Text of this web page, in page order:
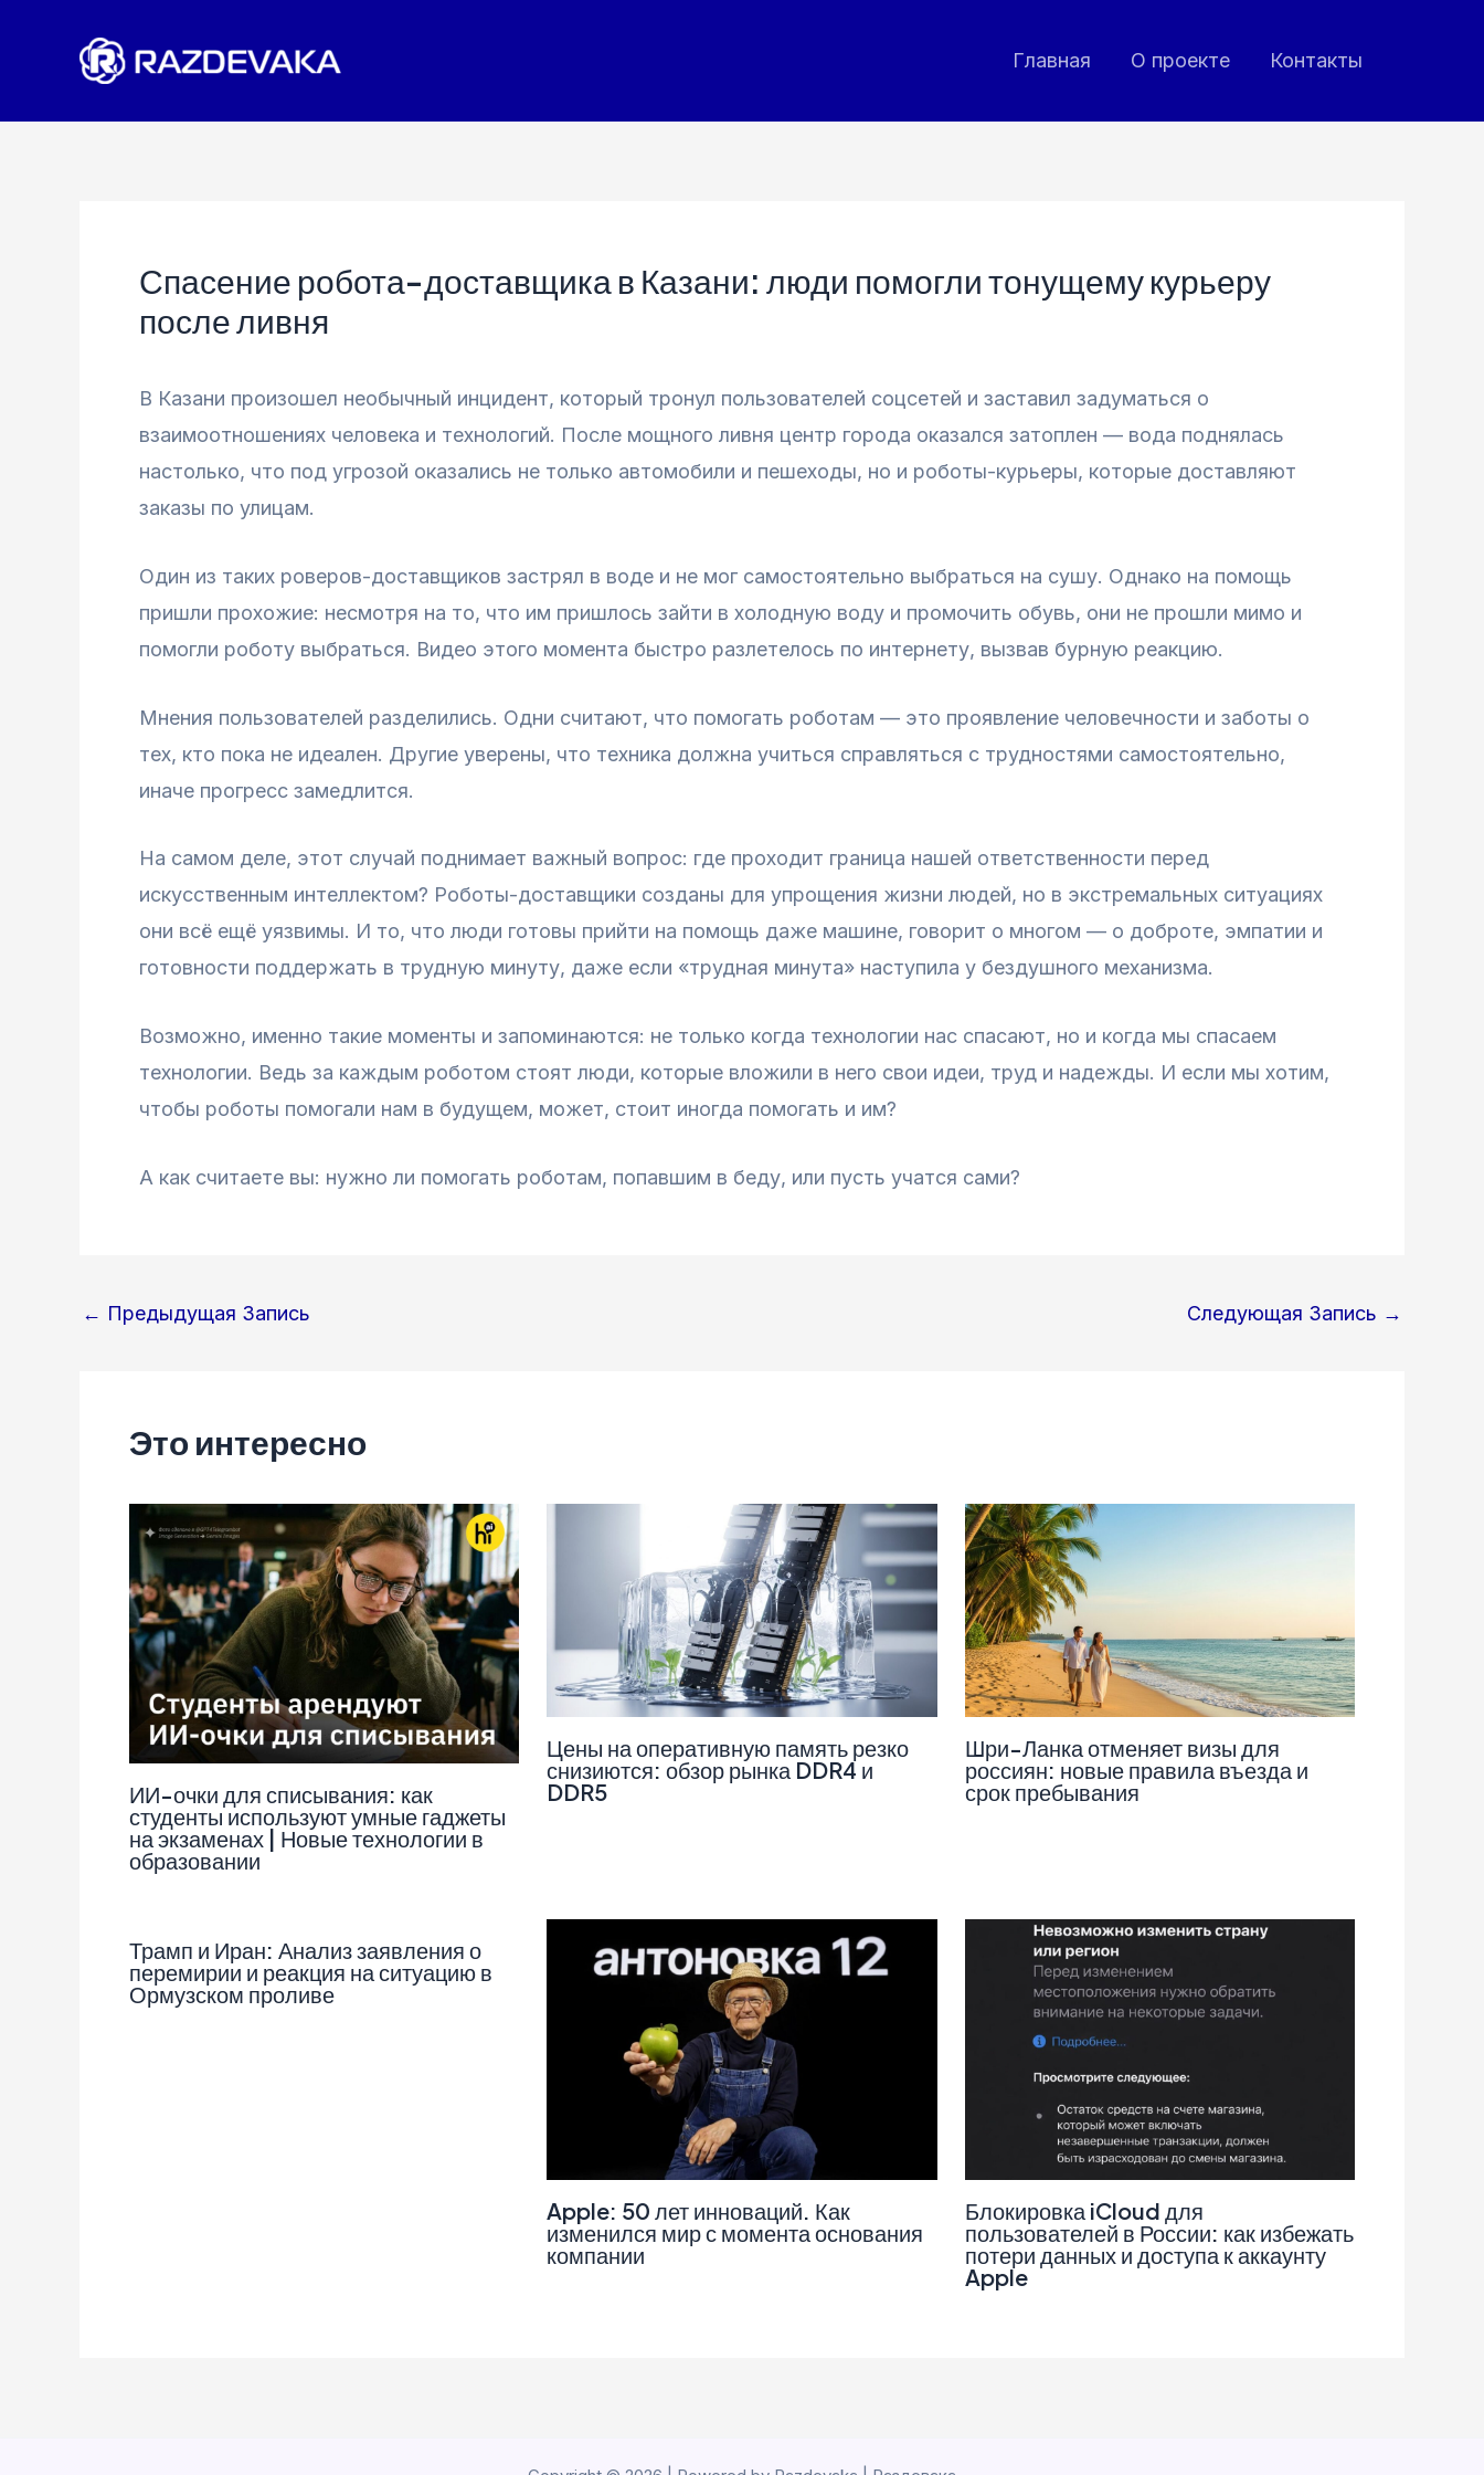
содержимому
Главная О проекте Контакты
Спасение робота-доставщика в Казани: люди помогли тонущему курьеру
после ливня
В Казани произошел необычный инцидент, который тронул пользователей соцсетей и заставил задуматься о
взаимоотношениях человека и технологий. После мощного ливня центр города оказался затоплен — вода поднялась
настолько, что под угрозой оказались не только автомобили и пешеходы, но и роботы-курьеры, которые доставляют
заказы по улицам.
Один из таких роверов-доставщиков застрял в воде и не мог самостоятельно выбраться на сушу. Однако на помощь
пришли прохожие: несмотря на то, что им пришлось зайти в холодную воду и промочить обувь, они не прошли мимо и
помогли роботу выбраться. Видео этого момента быстро разлетелось по интернету, вызвав бурную реакцию.
Мнения пользователей разделились. Одни считают, что помогать роботам — это проявление человечности и заботы о
тех, кто пока не идеален. Другие уверены, что техника должна учиться справляться с трудностями самостоятельно,
иначе прогресс замедлится.
На самом деле, этот случай поднимает важный вопрос: где проходит граница нашей ответственности перед
искусственным интеллектом? Роботы-доставщики созданы для упрощения жизни людей, но в экстремальных ситуациях
они всё ещё уязвимы. И то, что люди готовы прийти на помощь даже машине, говорит о многом — о доброте, эмпатии и
готовности поддержать в трудную минуту, даже если «трудная минута» наступила у бездушного механизма.
Возможно, именно такие моменты и запоминаются: не только когда технологии нас спасают, но и когда мы спасаем
технологии. Ведь за каждым роботом стоят люди, которые вложили в него свои идеи, труд и надежды. И если мы хотим,
чтобы роботы помогали нам в будущем, может, стоит иногда помогать и им?
А как считаете вы: нужно ли помогать роботам, попавшим в беду, или пусть учатся сами?
Навигация
← Предыдущая Запись Следующая Запись →
Это интересно
ИИ-очки для списывания: как
студенты используют умные гаджеты
на экзаменах | Новые технологии в
образовании
Цены на оперативную память резко
снизиются: обзор рынка DDR4 и
DDR5
Шри-Ланка отменяет визы для
россиян: новые правила въезда и
срок пребывания
Трамп и Иран: Анализ заявления о
перемирии и реакция на ситуацию в
Ормузском проливе
Apple: 50 лет инноваций. Как
изменился мир с момента основания
компании
Блокировка iCloud для
пользователей в России: как избежать
потери данных и доступа к аккаунту
Apple